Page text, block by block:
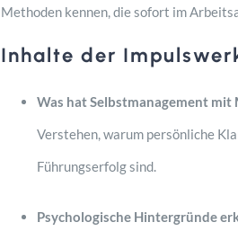
Methoden kennen, die sofort im
Inhalte der
Was hat Selbstmanagement
Verstehen, warum persönliche
Führungserfolg sind.
Psychologische Hintergründe